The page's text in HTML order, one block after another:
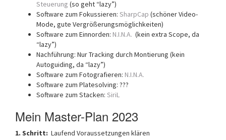
Steuerung (so geht “lazy”)
Software zum Fokussieren: SharpCap (schöner Video-
Mode, gute Vergrößerungsmöglichkeiten)
Software zum Einnorden: N.I.N.A. (kein extra Scope, da
“lazy”)
Nachführung: Nur Tracking durch Montierung (kein
Autoguiding, da “lazy”)
Software zum Fotografieren: N.I.N.A.
Software zum Platesolving: ???
Software zum Stacken: SiriL
Mein Master-Plan 2023
1. Schritt: Laufend Voraussetzungen klären